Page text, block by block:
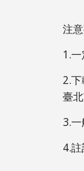
注
1.
2.
臺
3.
4.